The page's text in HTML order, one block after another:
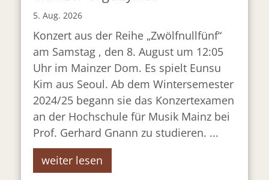
5. Aug. 2026
Konzert aus der Reihe „Zwölfnullfünf“
am Samstag , den 8. August um 12:05
Uhr im Mainzer Dom. Es spielt Eunsu
Kim aus Seoul. Ab dem Wintersemester
2024/25 begann sie das Konzertexamen
an der Hochschule für Musik Mainz bei
Prof. Gerhard Gnann zu studieren. ...
weiter lesen